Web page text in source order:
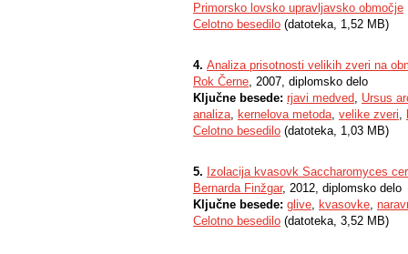
Primorsko lovsko upravljavsko območje
Celotno besedilo (datoteka, 1,52 MB)
4. Analiza prisotnosti velikih zveri na
Rok Černe, 2007, diplomsko delo
Ključne besede: rjavi medved, Ursus
analiza, kernelova metoda, velike zveri,
Celotno besedilo (datoteka, 1,03 MB)
5. Izolacija kvasovk Saccharomyces
Bernarda Finžgar, 2012, diplomsko delo
Ključne besede: glive, kvasovke,
Celotno besedilo (datoteka, 3,52 MB)